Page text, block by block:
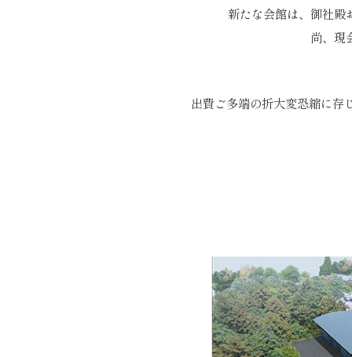
新たな会館は、御社殿
尚、現
出費ご多端の折大変恐縮に存